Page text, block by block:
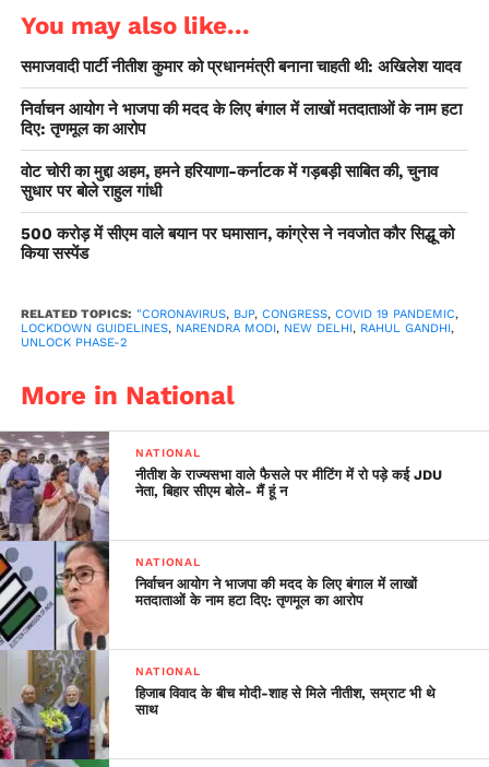
कब और कैसे बाहर निकालेंगे?’’ गौरतलब है कि इन दिनों लद्दाख में वास्तविक
नियंत्रण रेखा (एलएसी) पर भारत और चीन के बीच गतिरोध चल रहा है।
गत 15-16 जून की रात दोनों देशों के सैनिकों के बीच हुई हिंसक झड़प में 20
भारतीय जवान शहीद हो गए थे। चीनी पक्ष को भी नुकसान होने की रिपोर्टे
हैं। प्रधानमंत्री मोदी ने राष्ट्र के नाम संबोधन में मंगलवार को ऐलान किया
कि ‘प्रधानमंत्री गरीब कल्याण अन्न योजना’ का विस्तार नवम्बर महीने के
आखिर तक कर दिया गया है। इससे 80 करोड़ लोगों को और पांच महीनों
तक मुफ्त राशन मिलेगा। उन्होंने कहा कि सारी एहतियात बरतते हुए आर्थिक
गतिविधियों को आगे बढ़ाया जाएगा तथा हिन्दुस्तान को आत्मनिर्भर बनाने के
लिए दिन-रात एक कर दिया जाएगा।
You may also like...
समाजवादी पार्टी नीतीश कुमार को प्रधानमंत्री बनाना चाहती थी: अखिलेश यादव
निर्वाचन आयोग ने भाजपा की मदद के लिए बंगाल में लाखों मतदाताओं के नाम हटा
दिए: तृणमूल का आरोप
वोट चोरी का मुद्दा अहम, हमने हरियाणा-कर्नाटक में गड़बड़ी साबित की, चुनाव
सुधार पर बोले राहुल गांधी
500 करोड़ में सीएम वाले बयान पर घमासान, कांग्रेस ने नवजोत कौर सिद्धू को
किया सस्पेंड
RELATED TOPICS: "CORONAVIRUS, BJP, CONGRESS, COVID 19 PANDEMIC,
LOCKDOWN GUIDELINES, NARENDRA MODI, NEW DELHI, RAHUL GANDHI,
UNLOCK PHASE-2
More in National
NATIONAL
नीतीश के राज्यसभा वाले फैसले पर मीटिंग में रो पड़े कई JDU
नेता, बिहार सीएम बोले- मैं हूं न
NATIONAL
निर्वाचन आयोग ने भाजपा की मदद के लिए बंगाल में लाखों
मतदाताओं के नाम हटा दिए: तृणमूल का आरोप
NATIONAL
हिजाब विवाद के बीच मोदी-शाह से मिले नीतीश, सम्राट भी थे
साथ